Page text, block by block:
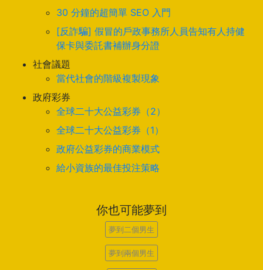
30 分鐘的超簡單 SEO 入門
[反詐騙] 假冒的戶政事務所人員告知有人持健
保卡與委託書補辦身分證
社會議題
當代社會的階級複製現象
政府彩券
全球二十大公益彩券（2）
全球二十大公益彩券（1）
政府公益彩券的商業模式
給小資族的最佳投注策略
你也可能夢到
夢到二個男生
夢到兩個男生